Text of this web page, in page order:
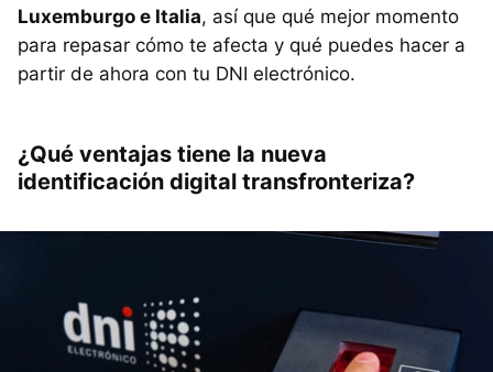
Luxemburgo e Italia, así que qué mejor momento
para repasar cómo te afecta y qué puedes hacer a
partir de ahora con tu DNI electrónico.
¿Qué ventajas tiene la nueva
identificación digital transfronteriza?